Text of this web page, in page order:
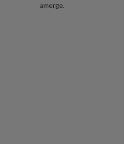
amerge.